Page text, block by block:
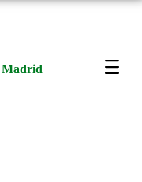
Madrid